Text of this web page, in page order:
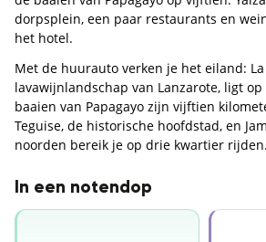
dorpsplein, een paar restaurants en
het hotel.
Met de huurauto verken je het eiland:
lavawijnlandschap van Lanzarote, ligt
baaien van Papagayo zijn vijftien
Teguise, de historische hoofdstad, en
noorden bereik je op drie kwartier rijden.
In een notendop